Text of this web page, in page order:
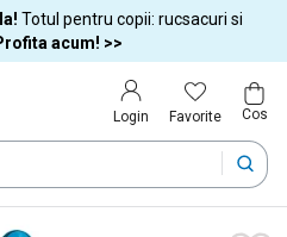
Totul pentru copii: rucsacuri si
acum! >>
Login Favorite Cos
si limba